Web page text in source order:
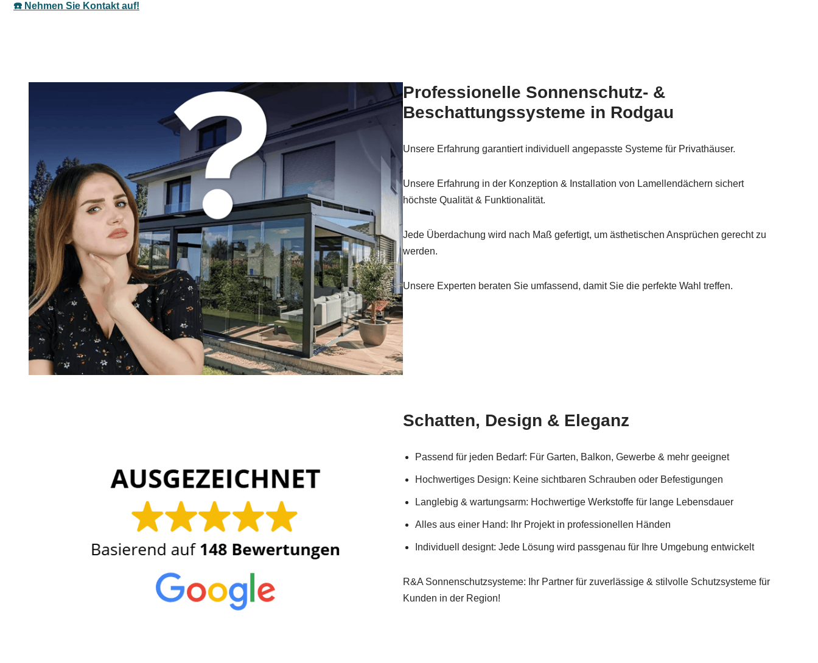
☎️ Nehmen Sie Kontakt auf!
Professionelle Sonnenschutz- &
Beschattungssysteme in Rodgau
Unsere Erfahrung garantiert individuell angepasste Systeme für Privathäuser.
Unsere Erfahrung in der Konzeption & Installation von Lamellendächern sichert
höchste Qualität & Funktionalität.
Jede Überdachung wird nach Maß gefertigt, um ästhetischen Ansprüchen gerecht zu
werden.
Unsere Experten beraten Sie umfassend, damit Sie die perfekte Wahl treffen.
Schatten, Design & Eleganz
Passend für jeden Bedarf: Für Garten, Balkon, Gewerbe & mehr geeignet
Hochwertiges Design: Keine sichtbaren Schrauben oder Befestigungen
Langlebig & wartungsarm: Hochwertige Werkstoffe für lange Lebensdauer
Alles aus einer Hand: Ihr Projekt in professionellen Händen
Individuell designt: Jede Lösung wird passgenau für Ihre Umgebung entwickelt
R&A Sonnenschutzsysteme: Ihr Partner für zuverlässige & stilvolle Schutzsysteme für
Kunden in der Region!